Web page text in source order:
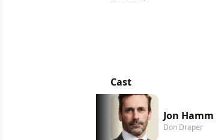
Cast
Jon Hamm
Don Draper